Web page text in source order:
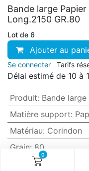
0
Bande large
Long.2150 GR.80
Lot de 6
Ajouter au
Se connecter Tarifs
Délai estimé de 10 à
Produit: Bande large
Matière support:
Matériau: Corindon
Grain: 80
Anti-encrassement